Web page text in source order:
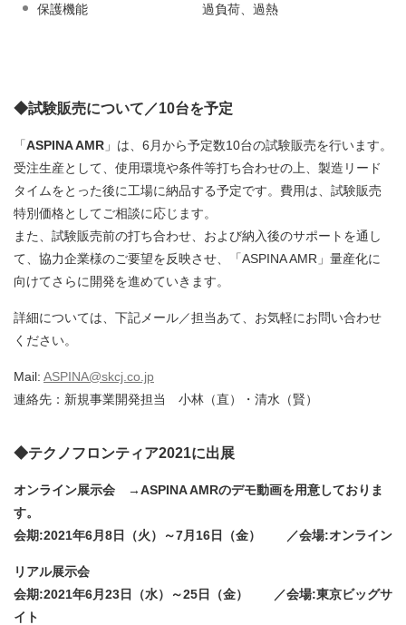
保護機能 過負荷、過熱
◆試験販売について／10台を予定
「ASPINA AMR 」は、6月から予定数10台の試験販売を行います。
受注生産として、使用環境や条件等打ち合わせの上、製造リード
タイムをとった後に工場に納品する予定です。費用は、試験販売
特別価格としてご相談に応じます。
また、試験販売前の打ち合わせ、および納入後のサポートを通し
て、協力企業様のご要望を反映させ、「ASPINA AMR」量産化に
向けてさらに開発を進めていきます。
詳細については、下記メール／担当あて、お気軽にお問い合わせ
ください。
Mail: ASPINA@skcj.co.jp
連絡先：新規事業開発担当 小林（直）・清水（賢）
◆テクノフロンティア2021に出展
オンライン展示会 →ASPINA AMRのデモ動画を用意しておりま
す。
会期:2021年6月8日（火）～7月16日（金） ／会場:オンライン
リアル展示会
会期:2021年6月23日（水）～25日（金） ／会場:東京ビッグサ
イト